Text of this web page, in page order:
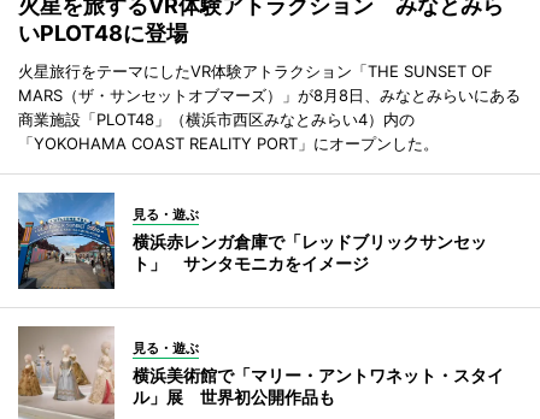
火星を旅するVR体験アトラクション みなとみら
いPLOT48に登場
火星旅行をテーマにしたVR体験アトラクション「THE SUNSET OF
MARS（ザ・サンセットオブマーズ）」が8月8日、みなとみらいにある
商業施設「PLOT48」（横浜市西区みなとみらい4）内の
「YOKOHAMA COAST REALITY PORT」にオープンした。
見る・遊ぶ
横浜赤レンガ倉庫で「レッドブリックサンセッ
ト」 サンタモニカをイメージ
見る・遊ぶ
横浜美術館で「マリー・アントワネット・スタイ
ル」展 世界初公開作品も